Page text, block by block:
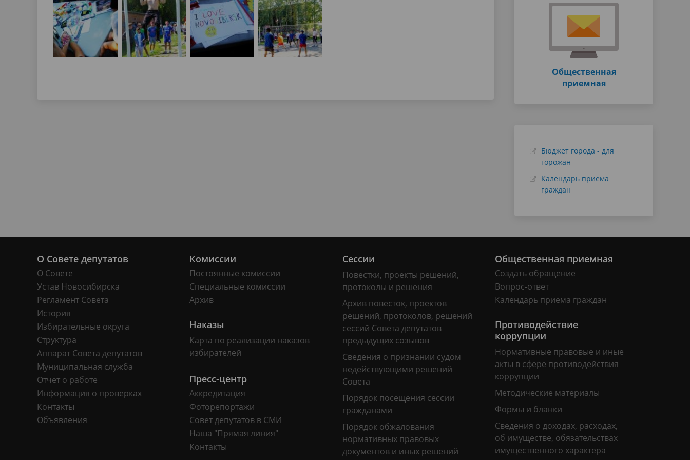
Общественная
приемная
Бюджет города - для
горожан
Календарь приема
граждан
О Совете депутатов
О Совете
Устав Новосибирска
Регламент Совета
История
Избирательные округа
Структура
Аппарат Совета депутатов
Муниципальная служба
Отчет о работе
Информация о проверках
Контакты
Объявления
Комиссии
Постоянные комиссии
Специальные комиссии
Архив
Сессии
Повестки, проекты решений,
протоколы и решения
Архив повесток, проектов
решений, протоколов, решений
сессий Совета депутатов
предыдущих созывов
Сведения о признании судом
недействующими решений
Совета
Порядок посещения сессии
гражданами
Порядок обжалования
нормативных правовых
документов и иных решений
Общественная приемная
Создать обращение
Вопрос-ответ
Календарь приема граждан
Наказы
Карта по реализации наказов
избирателей
Противодействие
коррупции
Нормативные правовые и иные
акты в сфере противодействия
коррупции
Методические материалы
Формы и бланки
Сведения о доходах, расходах,
об имуществе, обязательствах
имущественного характера
Пресс-центр
Аккредитация
Фоторепортажи
Совет депутатов в СМИ
Наша "Прямая линия"
Контакты